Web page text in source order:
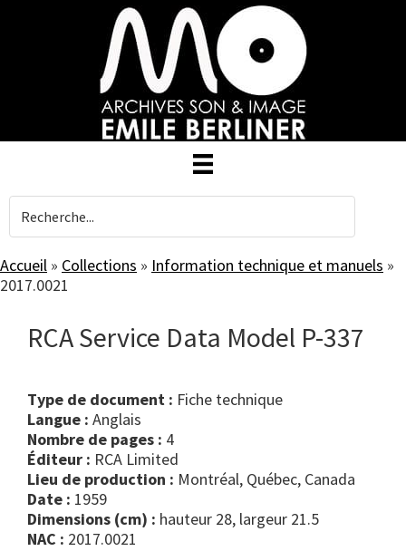
Accueil » Collections » Information technique et manuels »
2017.0021
RCA Service Data Model P-337
Type de document :
fiche technique
Langue : Anglais
Nombre de pages : 4
Éditeur : RCA Limited
Lieu de production : Montréal, Québec, Canada
Date : 1959
Dimensions (cm) : hauteur 28, largeur 21.5
NAC : 2017.0021